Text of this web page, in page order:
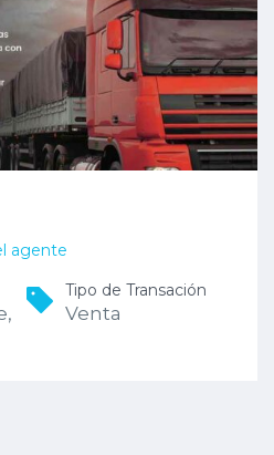
agente
Tipo de Transación
Venta